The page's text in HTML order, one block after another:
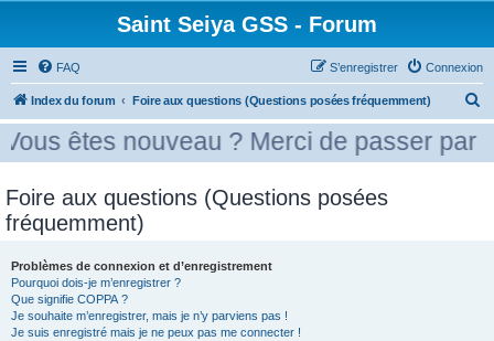
Saint Seiya GSS - Forum
FAQ Connexion
S’enregistrer
Index du forum Foire aux questions (Questions posées fréquemment)
e
? Merci de passer par la case
Foire aux questions (Questions posées
fréquemment)
Problèmes de connexion et d’enregistrement
Pourquoi dois-je m’enregistrer ?
Que signifie COPPA ?
Je souhaite m’enregistrer, mais je n’y parviens pas !
Je suis enregistré mais je ne peux pas me connecter !